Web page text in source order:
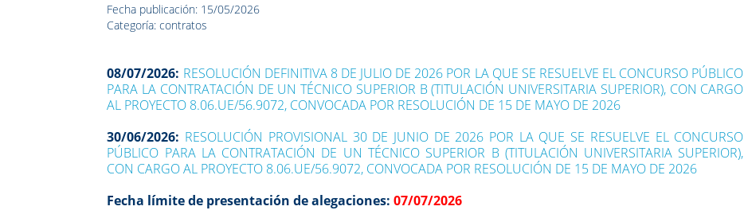
Fecha publicación: 15/05/2026
Categoría: contratos
08/07/2026: RESOLUCIÓN DEFINITIVA 8 DE JULIO DE 2026 POR LA QUE SE RESUELVE EL CONCURSO PÚBLICO
PARA LA CONTRATACIÓN DE UN TÉCNICO SUPERIOR B (TITULACIÓN UNIVERSITARIA SUPERIOR), CON CARGO
AL PROYECTO 8.06.UE/56.9072, CONVOCADA POR RESOLUCIÓN DE 15 DE MAYO DE 2026
30/06/2026: RESOLUCIÓN PROVISIONAL 30 DE JUNIO DE 2026 POR LA QUE SE RESUELVE EL CONCURSO
PÚBLICO PARA LA CONTRATACIÓN DE UN TÉCNICO SUPERIOR B (TITULACIÓN UNIVERSITARIA SUPERIOR),
CON CARGO AL PROYECTO 8.06.UE/56.9072, CONVOCADA POR RESOLUCIÓN DE 15 DE MAYO DE 2026
Fecha límite de presentación de alegaciones:07/07/2026